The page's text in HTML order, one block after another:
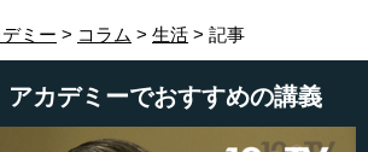
ミー コラム 生活 記事
アカデミーでおすすめの講義